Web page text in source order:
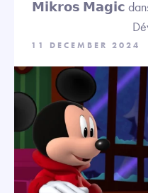
𝗠𝗶𝗸𝗿𝗼𝘀 𝗠𝗮𝗴𝗶𝗰 dans
11 DECEMBER 2024